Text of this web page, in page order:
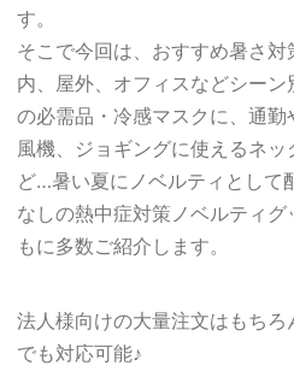
す。
そこで今回は、おすすめ暑さ
内、屋外、オフィスなどシー
の必需品・冷感マスクに、通
風機、ジョギングに使えるネ
ど…暑い夏にノベルティとして
なしの熱中症対策ノベルティ
もに多数ご紹介します。
法人様向けの大量注文はもち
でも対応可能♪